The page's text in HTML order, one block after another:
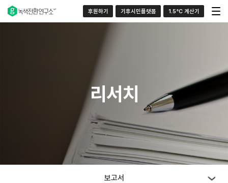
후원하기 기후시민플랫폼 1.5°C 계산기
리서치
보고서